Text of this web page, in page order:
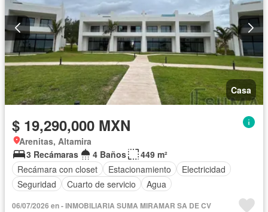
Casa
$ 19,290,000 MXN
Arenitas, Altamira
3 Recámaras
4 Baños
449 m²
Recámara con closet
Estacionamiento
Electricidad
Seguridad
Cuarto de servicio Agua
06/07/2026 en - INMOBILIARIA SUMA MIRAMAR SA DE CV